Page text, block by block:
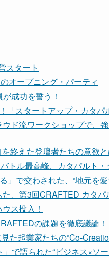
スタート
オープニング・パーティ
成功を誓う！
「スタートアップ・カタパ
ド流ワークショップで、
終えた登壇者たちの意欲
トル最高峰、カタパルト・
で交わされた、“地元を愛
、第3回CRAFTED カタパ
ス投入！
の課題を徹底議論！
た起業家たちの“Co-
で語られた“ビジネス×ソ